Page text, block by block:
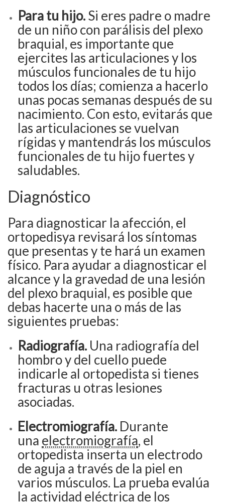
Para tu hijo.Si eres padre o madre
de un niño con parálisis del plexo
braquial, es importante que
ejercites las articulaciones y los
músculos funcionales de tu hijo
todos los días; comienza a hacerlo
unas pocas semanas después de su
nacimiento. Con esto, evitarás que
las articulaciones se vuelvan
rígidas y mantendrás los músculos
funcionales de tu hijo fuertes y
saludables.
Diagnóstico
Para diagnosticar la afección, el
ortopedisya revisará los síntomas
que presentas y te hará un examen
físico. Para ayudar a diagnosticar el
alcance y la gravedad de una lesión
del plexo braquial, es posible que
debas hacerte una o más de las
siguientes pruebas:
Radiografía. Una radiografía del
hombro y del cuello puede
indicarle al ortopedista si tienes
fracturas u otras lesiones
asociadas.
Electromiografía. Durante
una electromiografía, el
ortopedista inserta un electrodo
de aguja a través de la piel en
varios músculos. La prueba evalúa
la actividad eléctrica de los